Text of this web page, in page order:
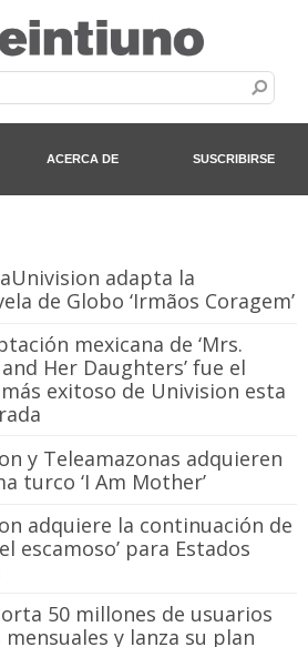
ACERCA DE SUSCRIBIRSE
adapta la
de Globo ‘Irmãos Coragem’
mexicana de ‘Mrs.
Her Daughters’ fue el
exitoso de Univision esta
y Teleamazonas adquieren
turco ‘I Am Mother’
adquiere la continuación de
escamoso’ para Estados
50 millones de usuarios
y lanza su plan